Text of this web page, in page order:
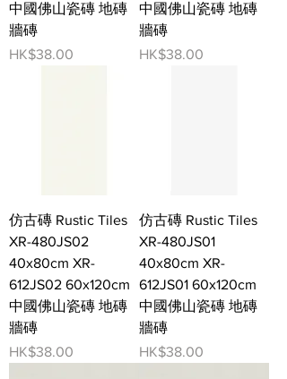
中國佛山瓷磚 地磚
牆磚
價格
HK$38.00
中國佛山瓷磚 地磚
牆磚
價格
HK$38.00
仿古磚 Rustic Tiles
XR-480JS02
40x80cm XR-
612JS02 60x120cm
中國佛山瓷磚 地磚
牆磚
價格
HK$38.00
仿古磚 Rustic Tiles
XR-480JS01
40x80cm XR-
612JS01 60x120cm
中國佛山瓷磚 地磚
牆磚
價格
HK$38.00